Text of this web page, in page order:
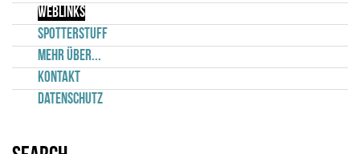
Weblinks
Spotterstuff
Mehr über...
Kontakt
Datenschutz